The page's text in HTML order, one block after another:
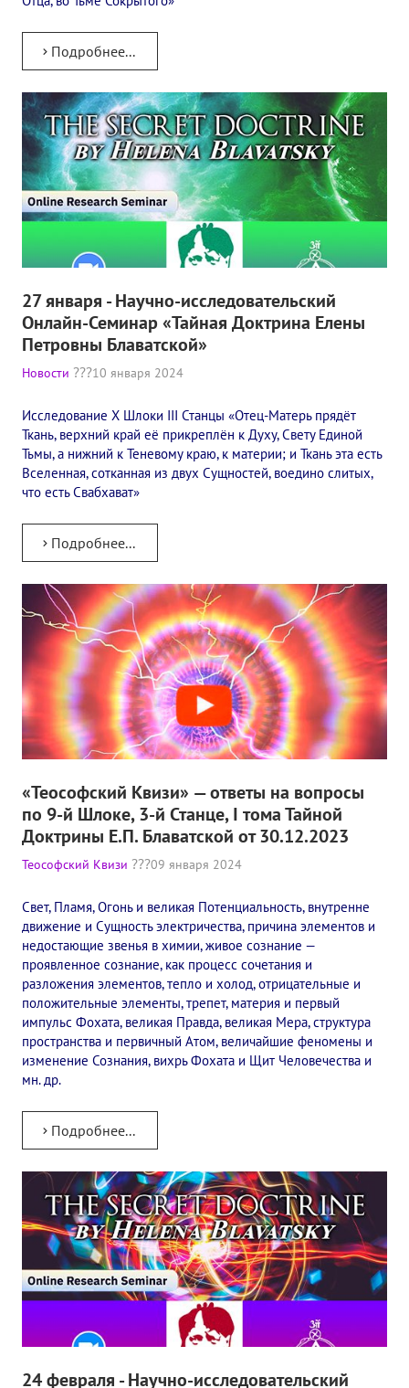
Стать партнером
КОНТАКТЫ
Подробнее...
27 января - Научно-исследовательский
Онлайн-Семинар «Тайная Доктрина Елены
Петровны Блаватской»
Новости 10 января 2024
Исследование X Шлоки III Станцы «Отец-Матерь прядёт
Ткань, верхний край её прикреплён к Духу, Свету Единой
Тьмы, а нижний к Теневому краю, к материи; и Ткань эта есть
Вселенная, сотканная из двух Сущностей, воедино слитых,
что есть Свабхават»
Подробнее...
«Теософский Квизи» — ответы на вопросы
по 9-й Шлоке, 3-й Станце, I тома Тайной
Доктрины Е.П. Блаватской от 30.12.2023
Теософский Квизи 09 января 2024
Свет, Пламя, Огонь и великая Потенциальность, внутренне
движение и Сущность электричества, причина элементов и
недостающие звенья в химии, живое сознание —
проявленное сознание, как процесс сочетания и
разложения элементов, тепло и холод, отрицательные и
положительные элементы, трепет, материя и первый
импульс Фохата, великая Правда, великая Мера, структура
пространства и первичный Атом, величайшие феномены и
изменение Сознания, вихрь Фохата и Щит Человечества и
мн. др.
Подробнее...
24 февраля - Научно-исследовательский